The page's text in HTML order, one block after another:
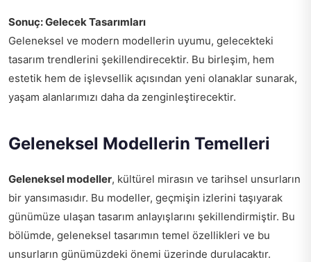
Sonuç: Gelecek Tasarımları
Geleneksel ve modern modellerin uyumu, gelecekteki
tasarım trendlerini şekillendirecektir. Bu birleşim, hem
estetik hem de işlevsellik açısından yeni olanaklar sunarak,
yaşam alanlarımızı daha da zenginleştirecektir.
Geleneksel Modellerin Temelleri
Geleneksel modeller, kültürel mirasın ve tarihsel unsurların
bir yansımasıdır. Bu modeller, geçmişin izlerini taşıyarak
günümüze ulaşan tasarım anlayışlarını şekillendirmiştir. Bu
bölümde, geleneksel tasarımın temel özellikleri ve bu
unsurların günümüzdeki önemi üzerinde durulacaktır.